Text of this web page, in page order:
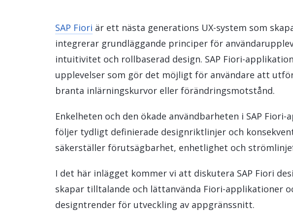
SAP
Data och analys
Hållbarhetslösningar
Trygghet och tillit
SAP Fiori är ett nästa generations UX-system som
integrerar grundläggande principer för
intuitivitet och rollbaserad design. SAP Fiori-
upplevelser som gör det möjligt för användare att
branta inlärningskurvor eller förändringsmotstånd.
Enkelheten och den ökade användbarheten i SAP
följer tydligt definierade designriktlinjer och
säkerställer förutsägbarhet, enhetlighet och
I det här inlägget kommer vi att diskutera SAP Fiori
skapar tilltalande och lättanvända Fiori-applikationer
designtrender för utveckling av appgränssnitt.